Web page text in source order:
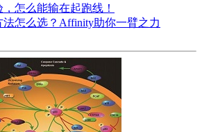
怎么能输在起跑线！
法怎么选？Affinity助你一臂之力